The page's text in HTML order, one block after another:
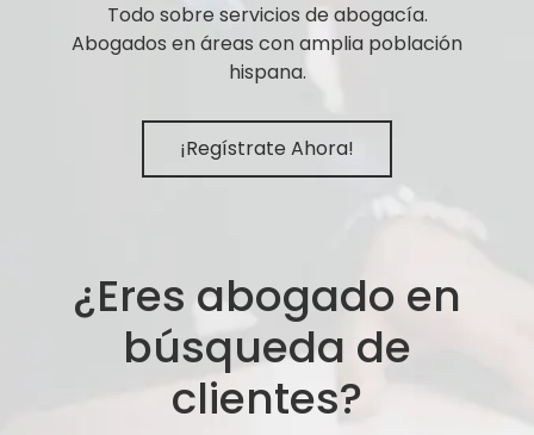
Todo sobre servicios de abogacía.
Abogados en áreas con amplia población
hispana.
¡Regístrate Ahora!
¿Eres abogado en
búsqueda de
clientes?